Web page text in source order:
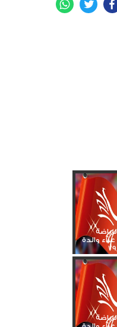
Facebook
Twitter
والدة